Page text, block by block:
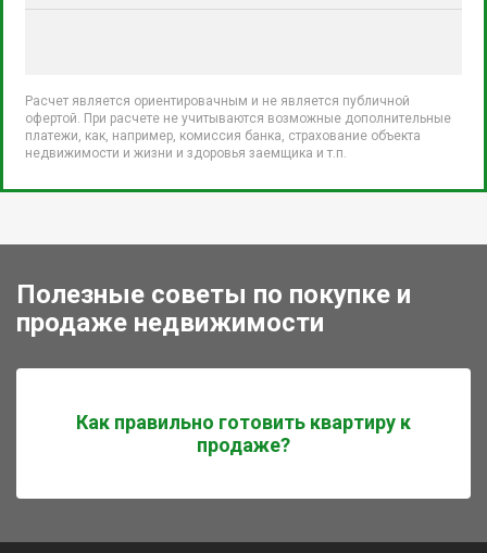
Расчет является ориентировачным и не является публичной
офертой. При расчете не учитываются возможные дополнительные
платежи, как, например, комиссия банка, страхование объекта
недвижимости и жизни и здоровья заемщика и т.п.
Полезные советы по покупке и
продаже недвижимости
Как правильно готовить квартиру к
продаже?